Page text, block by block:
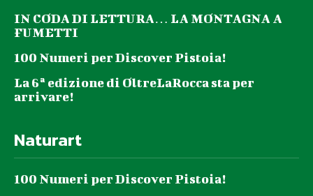
IN CODA DI LETTURA… LA MONTAGNA A
FUMETTI
100 Numeri per Discover Pistoia!
La 6ª edizione di OltreLaRocca sta per
arrivare!
Naturart
100 Numeri per Discover Pistoia!